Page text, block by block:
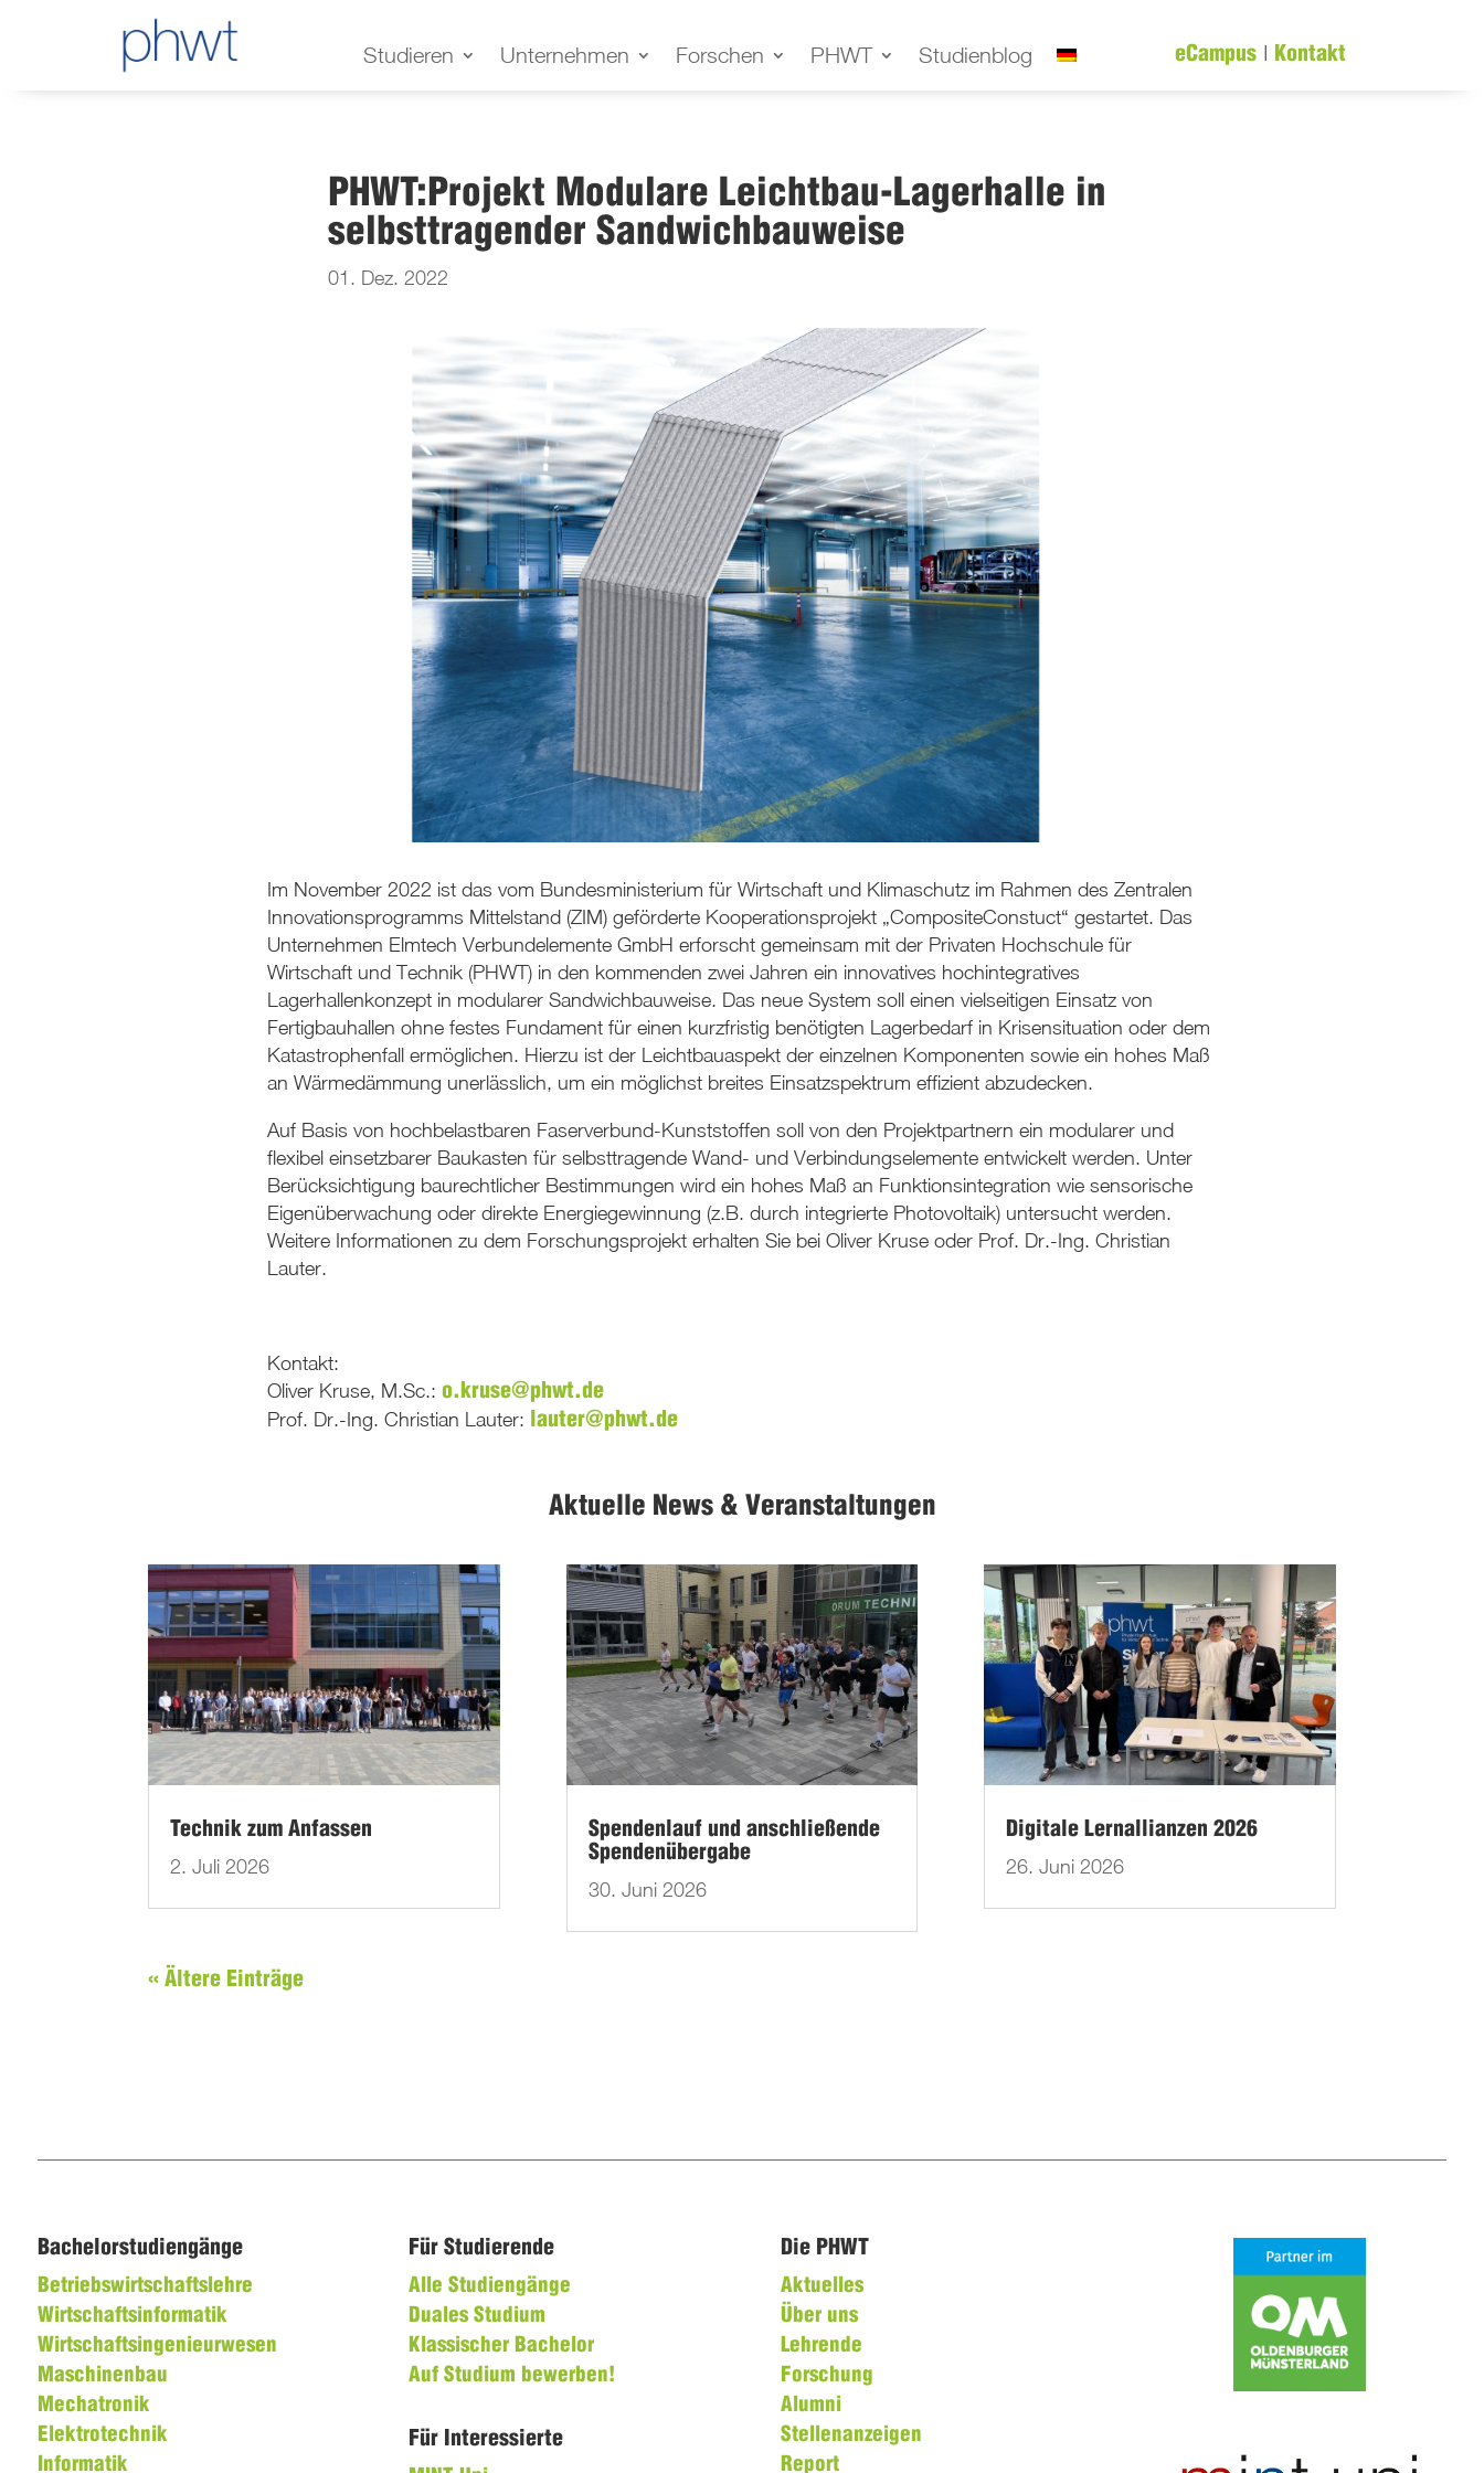
Studieren Unternehmen Forschen PHWT Studienblog eCampus| Kontakt
PHWT:Projekt Modulare Leichtbau-Lagerhalle in
selbsttragender Sandwichbauweise
01. Dez. 2022
Im November 2022 ist das vom Bundesministerium für Wirtschaft und Klimaschutz im Rahmen des Zentralen
Innovationsprogramms Mittelstand (ZIM) geförderte Kooperationsprojekt „CompositeConstuct“ gestartet. Das
Unternehmen Elmtech Verbundelemente GmbH erforscht gemeinsam mit der Privaten Hochschule für
Wirtschaft und Technik (PHWT) in den kommenden zwei Jahren ein innovatives hochintegratives
Lagerhallenkonzept in modularer Sandwichbauweise. Das neue System soll einen vielseitigen Einsatz von
Fertigbauhallen ohne festes Fundament für einen kurzfristig benötigten Lagerbedarf in Krisensituation oder dem
Katastrophenfall ermöglichen. Hierzu ist der Leichtbauaspekt der einzelnen Komponenten sowie ein hohes Maß
an Wärmedämmung unerlässlich, um ein möglichst breites Einsatzspektrum effizient abzudecken.
Auf Basis von hochbelastbaren Faserverbund-Kunststoffen soll von den Projektpartnern ein modularer und
flexibel einsetzbarer Baukasten für selbsttragende Wand- und Verbindungselemente entwickelt werden. Unter
Berücksichtigung baurechtlicher Bestimmungen wird ein hohes Maß an Funktionsintegration wie sensorische
Eigenüberwachung oder direkte Energiegewinnung (z.B. durch integrierte Photovoltaik) untersucht werden.
Weitere Informationen zu dem Forschungsprojekt erhalten Sie bei Oliver Kruse oder Prof. Dr.-Ing. Christian
Lauter.
Kontakt:
Oliver Kruse, M.Sc.: o.kruse@phwt.de
Prof. Dr.-Ing. Christian Lauter: lauter@phwt.de
Aktuelle News & Veranstaltungen
Technik zum Anfassen
2. Juli 2026
Spendenlauf und anschließende
Spendenübergabe
30. Juni 2026
Digitale Lernallianzen 2026
26. Juni 2026
« Ältere Einträge
Bachelorstudiengänge
Betriebswirtschaftslehre
Wirtschaftsinformatik
Wirtschaftsingenieurwesen
Maschinenbau
Mechatronik
Elektrotechnik
Informatik
Für Studierende
Alle Studiengänge
Duales Studium
Klassischer Bachelor
Auf Studium bewerben!
Für Interessierte
Die PHWT
Aktuelles
Über uns
Lehrende
Forschung
Alumni
Stellenanzeigen
Report